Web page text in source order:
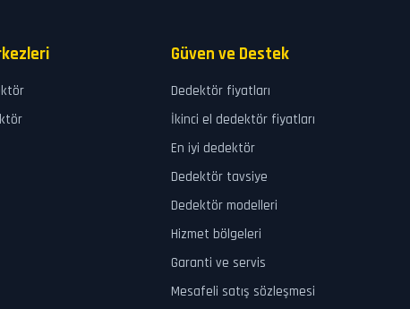
Güven ve Destek
Dedektör fiyatları
İkinci el dedektör fiyatları
En iyi dedektör
Dedektör tavsiye
Dedektör modelleri
Hizmet bölgeleri
Garanti ve servis
Mesafeli satış sözleşmesi